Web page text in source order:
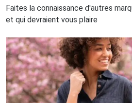
Faites la connaissance d'autres
et qui devraient vous plaire